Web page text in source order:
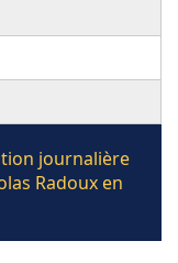
journalière
Radoux en